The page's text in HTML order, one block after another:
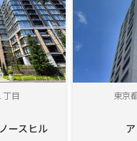
目
ースヒル
東京